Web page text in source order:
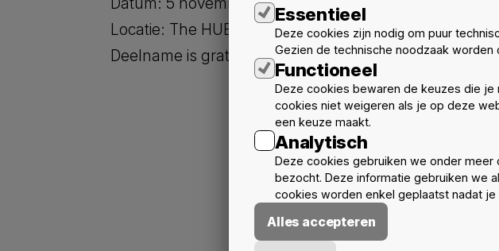
Essentieel
Deze cookies zijn nodig om puur
Gezien de technische noodzaak
Functioneel
Deze cookies bewaren de keuzes die
cookies niet weigeren als je op deze
een keuze maakt.
Analytisch
Deze cookies gebruiken we onder
bezocht. Deze informatie gebruiken we
cookies worden enkel geplaatst nadat
Alles accepteren
Locatie: The HUBB, Brussel
Deelname is gratis – schrijf je in viaEmbuild Vlaanderen